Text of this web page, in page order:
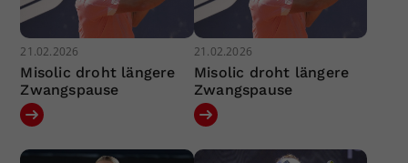
21.02.2026
Misolic droht längere
Zwangspause
21.02.2026
Misolic droht längere
Zwangspause